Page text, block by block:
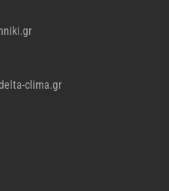
clima.gr